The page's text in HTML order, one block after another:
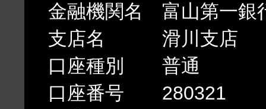
金融機関名 富山第一銀
支店名 滑川支店
口座種別 普通
口座番号 280321